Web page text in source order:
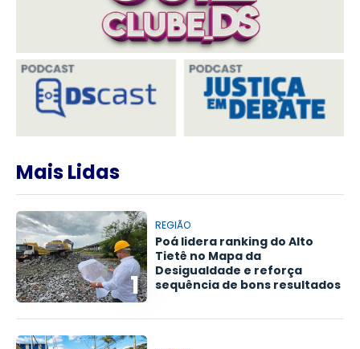
Mais Lidas
1
REGIÃO
Poá lidera ranking do Alto
Tietê no Mapa da
Desigualdade e reforça
sequência de bons resultados